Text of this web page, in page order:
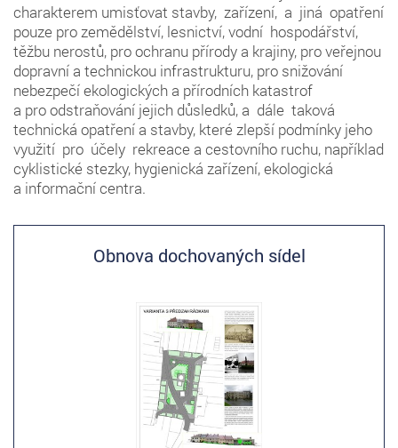
charakterem umisťovat stavby, zařízení, a jiná opatření
pouze pro zemědělství, lesnictví, vodní hospodářství,
těžbu nerostů, pro ochranu přírody a krajiny, pro veřejnou
dopravní a technickou infrastrukturu, pro snižování
nebezpečí ekologických a přírodních katastrof
a pro odstraňování jejich důsledků, a dále taková
technická opatření a stavby, které zlepší podmínky jeho
využití pro účely rekreace a cestovního ruchu, například
cyklistické stezky, hygienická zařízení, ekologická
a informační centra.
Obnova dochovaných sídel